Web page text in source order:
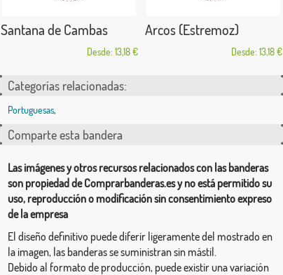
Santana de Cambas
Desde: 13,18 €
Arcos (Estremoz)
Desde: 13,18 €
Categorías relacionadas:
Portuguesas,
Comparte esta bandera
Las imágenes y otros recursos relacionados con las banderas
son propiedad de Comprarbanderas.es y no está permitido su
uso, reproducción o modificación sin consentimiento expreso
de la empresa
El diseño definitivo puede diferir ligeramente del mostrado en
la imagen, las banderas se suministran sin mástil.
Debido al formato de producción, puede existir una variación